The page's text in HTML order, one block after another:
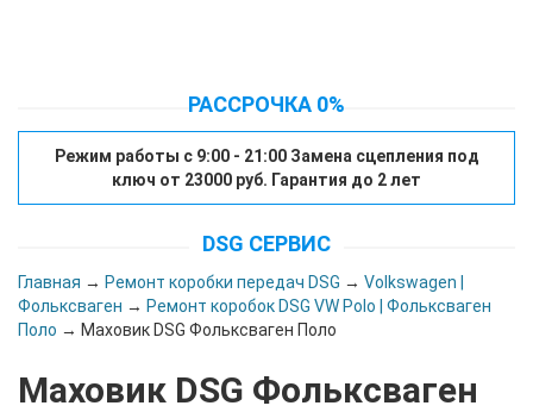
РАССРОЧКА 0%
Режим работы с 9:00 - 21:00 Замена сцепления под
ключ от 23000 руб. Гарантия до 2 лет
DSG СЕРВИС
Главная → Ремонт коробки передач DSG → Volkswagen |
Фольксваген → Ремонт коробок DSG VW Polo | Фольксваген
Поло → Маховик DSG Фольксваген Поло
Маховик DSG Фольксваген